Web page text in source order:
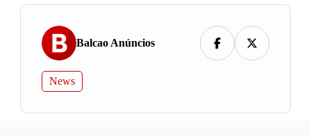
Balcao Anúncios
News